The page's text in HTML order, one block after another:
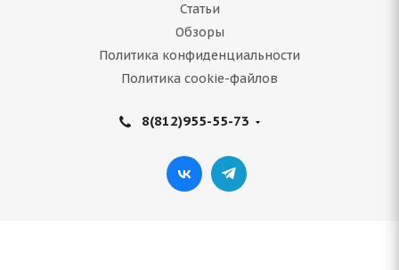
Статьи
Обзоры
Политика конфиденциальности
Политика cookie-файлов
8(812)955-55-73